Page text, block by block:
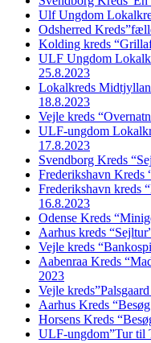
Ulf Ungdom
Odsherred
Kolding kreds
ULF Ungdom
25.8.2023
Lokalkreds
18.8.2023
Vejle kreds
ULF-ungdom
17.8.2023
Svendborg Kreds
Frederikshavn Kreds
Frederikshavn kreds
16.8.2023
Odense Kreds
Aarhus kreds
Vejle kreds
Aabenraa Kreds
2023
Vejle
Aarhus Kreds
Horsens Kreds
ULF-ungdom”Tur til